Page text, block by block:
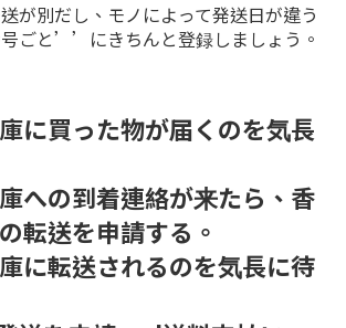
が別だし、モノによって発送日が違う
ごと’’にきちんと登録しましょう。
に買った物が届くのを気長
への到着連絡が来たら、香
転送を申請する。
に転送されるのを気長に待